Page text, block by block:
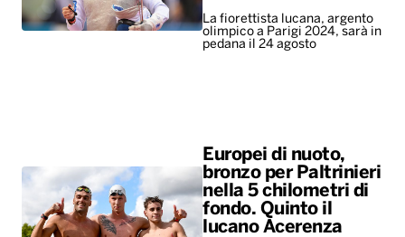
La fiorettista lucana, argento
olimpico a Parigi 2024, sarà in
pedana il 24 agosto
Europei di nuoto,
bronzo per Paltrinieri
nella 5 chilometri di
fondo. Quinto il
lucano Acerenza